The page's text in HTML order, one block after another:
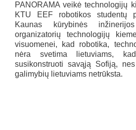
PANORAMA veikė technologijų
KTU EEF robotikos studentų
Kaunas kūrybinės
organizatorių technologijų
visuomenei, kad robotika,
nėra svetima lietuviams,
susikonstruoti savąją Sofiją,
galimybių lietuviams netrūksta.